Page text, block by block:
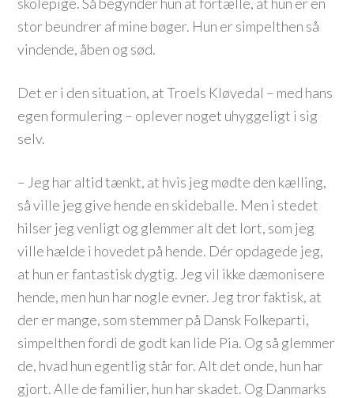
stor beundrer af mine bøger. Hun er simpelthen så
vindende, åben og sød.
Det er i den situation, at Troels Kløvedal – med hans
egen formulering – oplever noget uhyggeligt i sig
selv.
– Jeg har altid tænkt, at hvis jeg mødte den kælling,
så ville jeg give hende en skideballe. Men i stedet
hilser jeg venligt og glemmer alt det lort, som jeg
ville hælde i hovedet på hende. Dér opdagede jeg,
at hun er fantastisk dygtig. Jeg vil ikke dæmonisere
hende, men hun har nogle evner. Jeg tror faktisk, at
der er mange, som stemmer på Dansk Folkeparti,
simpelthen fordi de godt kan lide Pia. Og så glemmer
de, hvad hun egentlig står for. Alt det onde, hun har
gjort. Alle de familier, hun har skadet. Og Danmarks